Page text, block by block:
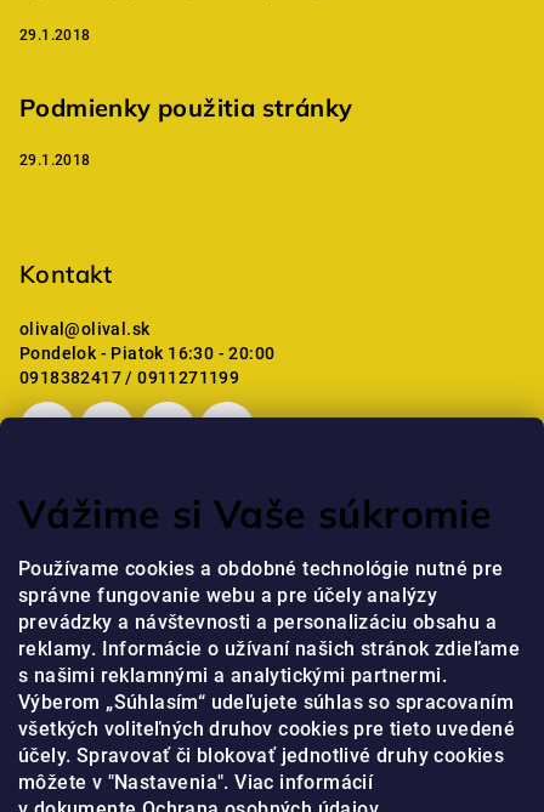
Vážime si Vaše súkromie
Používame cookies a obdobné technológie nutné pre
správne fungovanie webu a pre účely analýzy
prevádzky a návštevnosti a personalizáciu obsahu a
reklamy. Informácie o užívaní našich stránok zdieľame
s našimi reklamnými a analytickými partnermi.
Výberom „Súhlasím“ udeľujete súhlas so spracovaním
všetkých voliteľných druhov cookies pre tieto uvedené
účely. Spravovať či blokovať jednotlivé druhy cookies
môžete v "Nastavenia". Viac informácií
29.1.2018
Podmienky použitia stránky
29.1.2018
Kontakt
olival@olival.sk
Pondelok - Piatok 16:30 - 20:00
0918382417 / 0911271199
Hodnotenie produktu je 5 z 5 hviezdičiek.
| jaja
Prijímame online platby